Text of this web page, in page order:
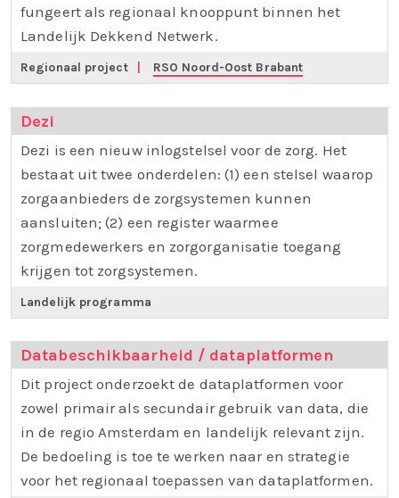
fungeert als regionaal knooppunt binnen het
Landelijk Dekkend Netwerk.
Regionaal project RSO Noord-Oost Brabant
Dezi
Dezi is een nieuw inlogstelsel voor de zorg. Het
bestaat uit twee onderdelen: (1) een stelsel waarop
zorgaanbieders de zorgsystemen kunnen
aansluiten; (2) een register waarmee
zorgmedewerkers en zorgorganisatie toegang
krijgen tot zorgsystemen.
Landelijk programma
Databeschikbaarheid / dataplatformen
Dit project onderzoekt de dataplatformen voor
zowel primair als secundair gebruik van data, die
in de regio Amsterdam en landelijk relevant zijn.
De bedoeling is toe te werken naar en strategie
voor het regionaal toepassen van dataplatformen.